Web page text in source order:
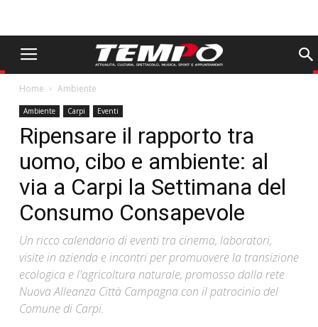
Home Ambiente
Ambiente Carpi Eventi
Ripensare il rapporto tra
uomo, cibo e ambiente: al
via a Carpi la Settimana del
Consumo Consapevole
Un ricco calendario di eventi tra cinema, laboratori,
visite in azienda e incontri per promuovere la transizione
ecologica e l'agricoltura naturale, promosso dalla rete
Nuova Alleanza Città Campagna con il patrocinio del
Comune di Carpi.